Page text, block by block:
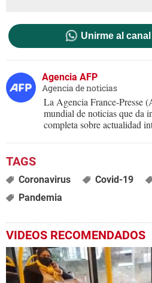
Unirme al
Agencia AFP
Agencia de noticias
La Agencia France-Presse
mundial de noticias que da
completa sobre actualidad
Coronavirus Covid-19
Pandemia
VIDEOS RECOMENDADOS